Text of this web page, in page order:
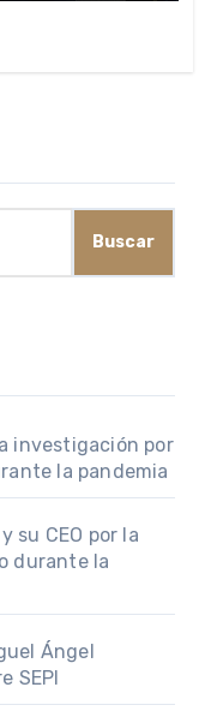
investigación por
la pandemia
su CEO por la
durante la
Ángel
SEPI